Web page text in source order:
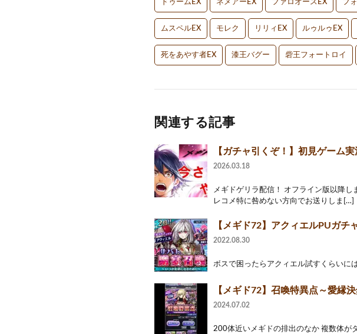
ドゥームEX ネメアーEX ファロオースEX フ
ムスペルEX モレク リリィEX ルゥルゥEX
死をあやす者EX 漆王バグー 砦王フォートロイ
関連する記事
【ガチャ引くぞ！】初見ゲーム実
2026.03.18
メギドゲリラ配信！ オフライン版以降
レコメ特に咎めない方向でお送りしま[…]
【メギド72】アクィエルPUガチ
2022.08.30
ボスで困ったらアクィエル試すくらいに
【メギド72】召喚特異点～愛縁
2024.07.02
200体近いメギドの排出のなか 複数体